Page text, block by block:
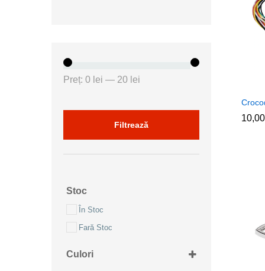
10,00
10,00
Filtrează
Preț: 0 lei — 20 lei
Stoc
În Stoc
Fară Stoc
Culori